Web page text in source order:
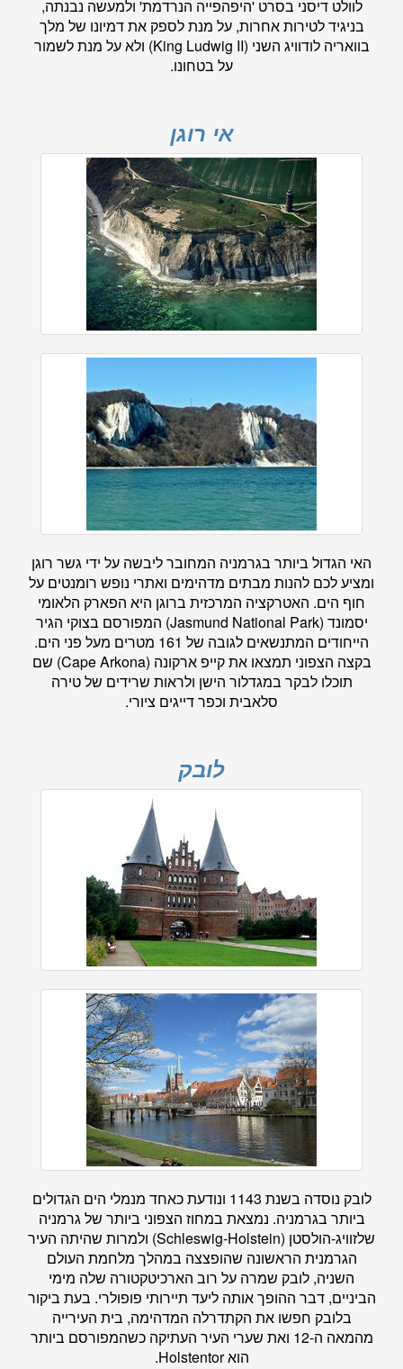
לוולט דיסני בסרט 'היפהפייה הנרדמת' ולמעשה נבנתה,
בניגיד לטירות אחרות, על מנת לספק את דמיונו של מלך
בוואריה לודוויג השני (King Ludwig II) ולא על מנת לשמור
על בטחונו.
אי רוגן
האי הגדול ביותר בגרמניה המחובר ליבשה על ידי גשר רוגן
ומציע לכם להנות מבתים מדהימים ואתרי נופש רומנטים על
חוף הים. האטרקציה המרכזית ברוגן היא הפארק הלאומי
יסמונד (Jasmund National Park) המפורסם בצוקי הגיר
הייחודים המתנשאים לגובה של 161 מטרים מעל פני הים.
בקצה הצפוני תמצאו את קייפ ארקונה (Cape Arkona) שם
תוכלו לבקר במגדלור הישן ולראות שרידים של טירה
סלאבית וכפר דייגים ציורי.
לובק
לובק נוסדה בשנת 1143 ונודעת כאחד מנמלי הים הגדולים
ביותר בגרמניה. נמצאת במחוז הצפוני ביותר של גרמניה
שלזוויג-הולסטן (Schleswig-Holstein) ולמרות שהיתה העיר
הגרמנית הראשונה שהופצצה במהלך מלחמת העולם
השניה, לובק שמרה על רוב הארכיטקטורה שלה מימי
הביניים, דבר ההופך אותה ליעד תיירותי פופולרי. בעת ביקור
בלובק חפשו את הקתדרלה המדהימה, בית העירייה
מהמאה ה-12 ואת שערי העיר העתיקה כשהמפורסם ביותר
הוא Holstentor.